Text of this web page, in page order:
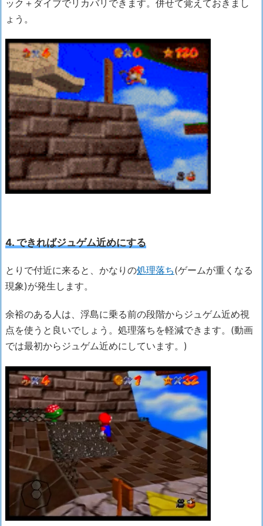
ック＋ダイブでリカバリできます。併せて覚えておきまし
ょう。
4. できればジュゲム近めにする
とりで付近に来ると、かなりの処理落ち(ゲームが重くなる
現象)が発生します。
余裕のある人は、浮島に乗る前の段階からジュゲム近め視
点を使うと良いでしょう。処理落ちを軽減できます。(動画
では最初からジュゲム近めにしています。)